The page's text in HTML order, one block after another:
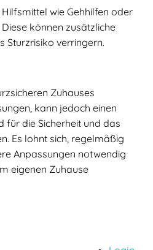
wie Gehhilfen oder
können zusätzliche
Sturzrisiko verringern.
Zuhauses
kann jedoch einen
für die Sicherheit und das
Es lohnt sich, regelmäßig
Anpassungen notwendig
eigenen Zuhause